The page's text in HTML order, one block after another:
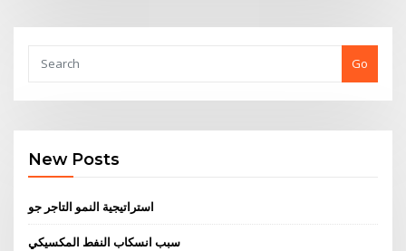
Go
New Posts
استراتيجية النمو التاجر جو
سبب انسكاب النفط المكسيكي